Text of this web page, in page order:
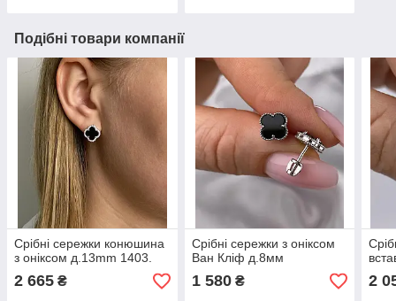
Подібні товари компанії
Срібні сережки конюшина
з оніксом д.13mm 1403.
2 665 ₴
Срібні сережки з оніксом
Ван Кліф д.8мм
1 580₴ 2